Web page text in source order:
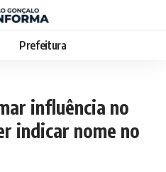
Prefeitura
influência no
indicar nome no